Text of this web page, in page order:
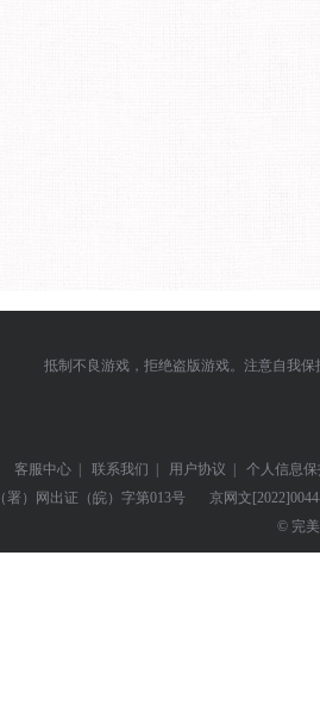
抵制不良游戏，拒绝盗版游戏。注意自我
客服中心 | 联系我们 | 用户协议 |
个人信息
（署）网出证（皖）字第013号
京网文
© 完美